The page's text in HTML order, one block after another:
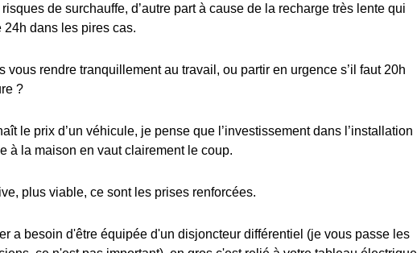
de surchauffe, d’autre part à cause de la recharge très lente qui
dans les pires cas.
vous rendre tranquillement au travail, ou partir en urgence s’il faut 20h
?
le prix d’un véhicule, je pense que l’investissement dans l’installation
à la maison en vaut clairement le coup.
plus viable, ce sont les prises renforcées.
a besoin d'être équipée d'un disjoncteur différentiel (je vous passe les